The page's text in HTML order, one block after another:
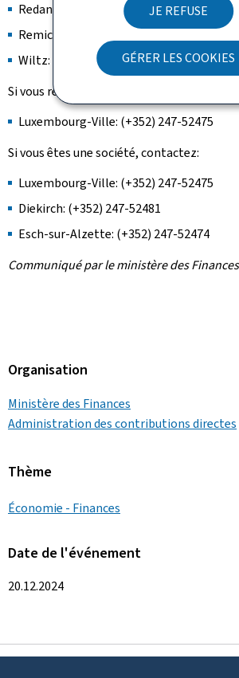
JE REFUSE
GÉRER LES COOKIES
Redange-sur-Attert: 247-52488
Remich: 247-52484
Wiltz: 247-52480
Si vous résidez à l'étranger, contactez:
Luxembourg-Ville: (+352) 247-52475
Si vous êtes une société, contactez:
Luxembourg-Ville: (+352) 247-52475
Diekirch: (+352) 247-52481
Esch-sur-Alzette: (+352) 247-52474
Communiqué par le ministère des Finances
Organisation
Ministère des Finances
Administration des contributions directes
Thème
Économie - Finances
Date de l'événement
20.12.2024